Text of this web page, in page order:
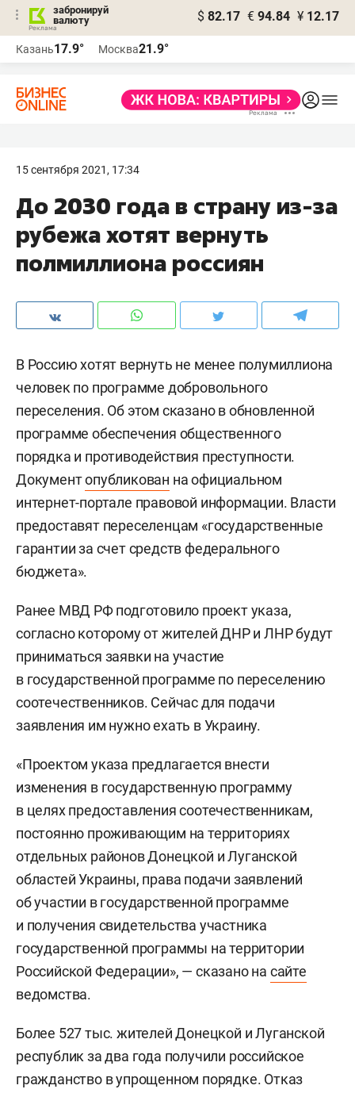
забронируй
валюту
$ 82.17 € 94.84 ¥ 12.17
Казань17.9° Москва21.9°
15 сентября 2021, 17:34
До 2030 года в страну из-за
рубежа хотят вернуть
полмиллиона россиян
В Россию хотят вернуть не менее полумиллиона
человек по программе добровольного
переселения. Об этом сказано в обновленной
программе обеспечения общественного
порядка и противодействия преступности.
Документопубликован на официальном
интернет-портале правовой информации. Власти
предоставят переселенцам «государственные
гарантии за счет средств федерального
бюджета».
Ранее МВД РФ подготовило проект указа,
согласно которому от жителей ДНР и ЛНР будут
приниматься заявки на участие
в государственной программе по переселению
соотечественников. Сейчас для подачи
заявления им нужно ехать в Украину.
«Проектом указа предлагается внести
изменения в государственную программу
в целях предоставления соотечественникам,
постоянно проживающим на территориях
отдельных районов Донецкой и Луганской
областей Украины, права подачи заявлений
об участии в государственной программе
и получения свидетельства участника
государственной программы на территории
Российской Федерации», — сказано на сайте
ведомства.
Более 527 тыс. жителей Донецкой и Луганской
республик за два года получили российское
гражданство в упрощенном порядке. Отказ